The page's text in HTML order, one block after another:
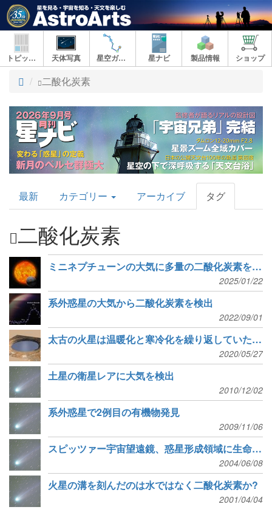
トピックス 天体写真 星空ガイド 星ナビ 製品情報 ショップ
ト
プ
二酸化炭素
AstroArts
Topics
最新 カテゴリー アーカイブ タグ
二酸化炭素
ミニネプチューンの大気に多量の二酸化炭素を検出
2025/01/22
系外惑星の大気から二酸化炭素を検出
2022/09/01
太古の火星は温暖化と寒冷化を繰り返していたかもしれない
2020/05/27
土星の衛星レアに大気を検出
2010/12/02
系外惑星で2例目の有機物発見
2009/11/06
スピッツァー宇宙望遠鏡、惑星形成領域に生命をつくる物質を発見
2004/06/08
火星の溝を刻んだのは水ではなく二酸化炭素か?
2001/04/04